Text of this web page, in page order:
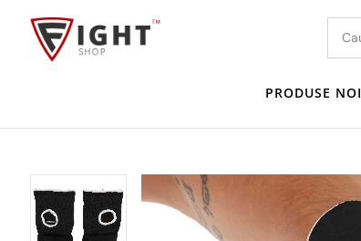
PRODUSE NOI